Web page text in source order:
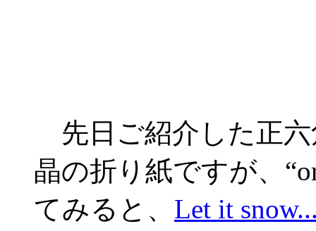
先日ご紹介した正
晶の折り紙ですが、
てみると、 Let it